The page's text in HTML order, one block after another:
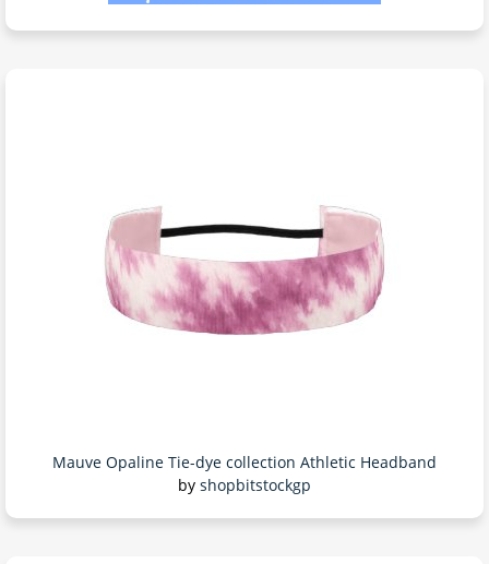
Mauve Opaline Tie-dye collection Athletic Headband
by shopbitstockgp